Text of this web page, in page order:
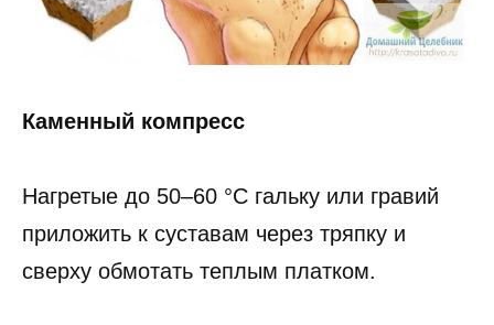
Каменный компресс
Нагретые до 50–60 °C гальку или гравий
приложить к суставам через тряпку и
сверху обмотать теплым платком.